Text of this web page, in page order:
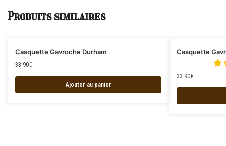
Produits similaires
Casquette Gavroche Durham
33.90€
Ajouter au panier
Casquette
33.90€